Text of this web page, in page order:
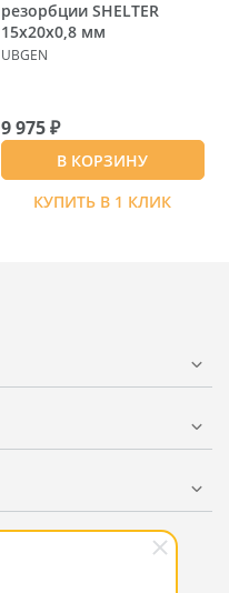
резорбции SHELTER
15х20х0,8 мм
UBGEN
9 975 ₽
В КОРЗИНУ
КУПИТЬ В 1 КЛИК